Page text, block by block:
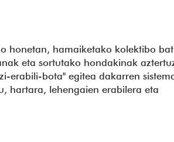
honetan, hamaiketako kolektibo bat
eta sortutako hondakinak
erabili-bota" egitea dakarren
hartara, lehengaien erabilera eta